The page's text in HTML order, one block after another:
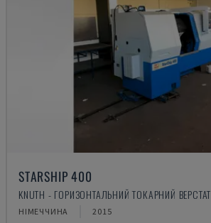
STARSHIP 400
KNUTH - ГОРИЗОНТАЛЬНИЙ ТОКАРНИЙ ВЕРСТАТ
НІМЕЧЧИНА 2015